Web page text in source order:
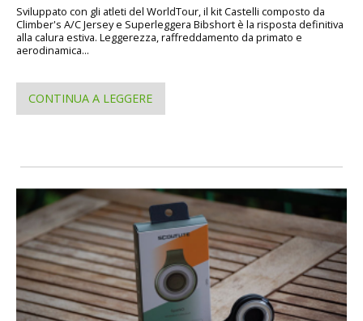
Sviluppato con gli atleti del WorldTour, il kit Castelli composto da
Climber's A/C Jersey e Superleggera Bibshort è la risposta definitiva
alla calura estiva. Leggerezza, raffreddamento da primato e
aerodinamica...
CONTINUA A LEGGERE